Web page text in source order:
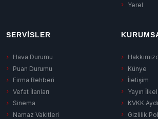
Yerel
SERVISLER
Hava Durumu
Puan Durumu
Firma Rehberi
Vefat İlanları
Sinema
Namaz Vakitleri
Künye
İletişim
Yayın
KVKK
Gizlilik